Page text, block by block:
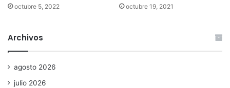
octubre 5, 2022 octubre 19, 2021
Archivos
agosto 2026
julio 2026